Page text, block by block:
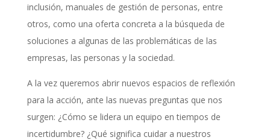
inclusión, manuales de gestión de personas, entre
otros, como una oferta concreta a la búsqueda de
soluciones a algunas de las problemáticas de las
empresas, las personas y la sociedad.
A la vez queremos abrir nuevos espacios de reflexión
para la acción, ante las nuevas preguntas que nos
surgen: ¿Cómo se lidera un equipo en tiempos de
incertidumbre? ¿Qué significa cuidar a nuestros